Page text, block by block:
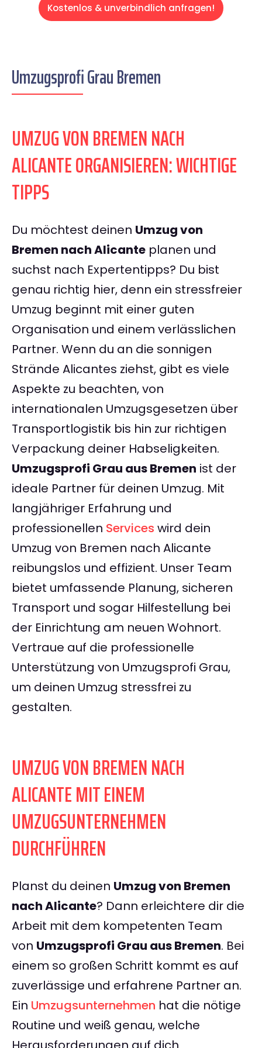
Kostenlos & unverbindlich anfragen!
Umzugsprofi Grau Bremen
UMZUG VON BREMEN NACH
ALICANTE ORGANISIEREN: WICHTIGE
TIPPS
Du möchtest deinen Umzug von
Bremen nach Alicante planen und
suchst nach Expertentipps? Du bist
genau richtig hier, denn ein stressfreier
Umzug beginnt mit einer guten
Organisation und einem verlässlichen
Partner. Wenn du an die sonnigen
Strände Alicantes ziehst, gibt es viele
Aspekte zu beachten, von
internationalen Umzugsgesetzen über
Transportlogistik bis hin zur richtigen
Verpackung deiner Habseligkeiten.
Umzugsprofi Grau aus Bremen ist der
ideale Partner für deinen Umzug. Mit
langjähriger Erfahrung und
professionellen Services wird dein
Umzug von Bremen nach Alicante
reibungslos und effizient. Unser Team
bietet umfassende Planung, sicheren
Transport und sogar Hilfestellung bei
der Einrichtung am neuen Wohnort.
Vertraue auf die professionelle
Unterstützung von Umzugsprofi Grau,
um deinen Umzug stressfrei zu
gestalten.
UMZUG VON BREMEN NACH
ALICANTE MIT EINEM
UMZUGSUNTERNEHMEN
DURCHFÜHREN
Planst du deinen Umzug von Bremen
nach Alicante? Dann erleichtere dir die
Arbeit mit dem kompetenten Team
von Umzugsprofi Grau aus Bremen. Bei
einem so großen Schritt kommt es auf
zuverlässige und erfahrene Partner an.
Ein Umzugsunternehmen hat die nötige
Routine und weiß genau, welche